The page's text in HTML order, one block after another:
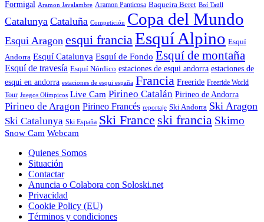
Formigal Aramon Javalambre Aramon Panticosa Baqueira Beret Boí Taüll
Catalunya Cataluña Competición Copa del Mundo
Esqui Aragon esqui francia Esquí Alpino Esquí
Andorra Esquí Catalunya Esquí de Fondo Esquí de montaña
Esquí de travesía Esquí Nórdico estaciones de esqui andorra estaciones de
esqui en andorra estaciones de esqui españa Francia Freeride Freeride World
Tour Juegos Olímpicos Live Cam Pirineo Catalán Pirineo de Andorra
Pirineo de Aragon Pirineo Francés reportaje Ski Andorra Ski Aragon
Ski Catalunya Ski España Ski France ski francia Skimo
Snow Cam Webcam
Quienes Somos
Situación
Contactar
Anuncia o Colabora con Soloski.net
Privacidad
Cookie Policy (EU)
Términos y condiciones